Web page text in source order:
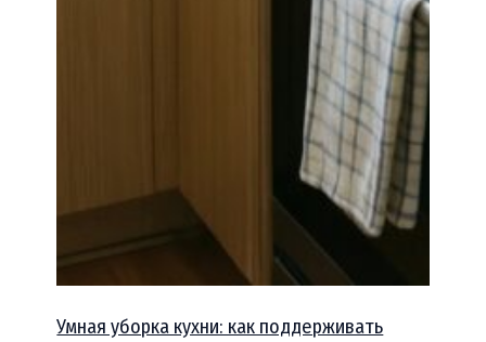
Умная уборка кухни: как поддерживать